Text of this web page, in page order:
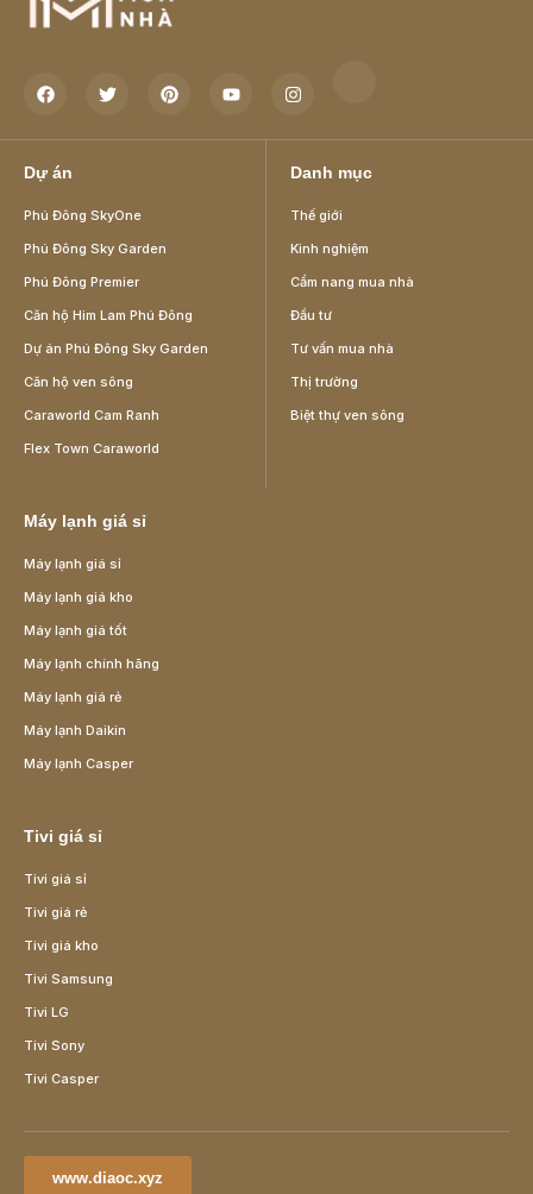
Dự án
Phú Đông SkyOne
Phú Đông Sky Garden
Phú Đông Premier
Căn hộ Him Lam Phú Đông
Dự án Phú Đông Sky Garden
Căn hộ ven sông
Caraworld Cam Ranh
Flex Town Caraworld
Danh mục
Thế giới
Kinh nghiệm
Cẩm nang mua nhà
Đầu tư
Tư vấn mua nhà
Thị trường
Biệt thự ven sông
Máy lạnh giá sỉ
Máy lạnh giá sỉ
Máy lạnh giá kho
Máy lạnh giá tốt
Máy lạnh chính hãng
Máy lạnh giá rẻ
Máy lạnh Daikin
Máy lạnh Casper
Tivi giá sỉ
Tivi giá sỉ
Tivi giá rẻ
Tivi giá kho
Tivi Samsung
Tivi LG
Tivi Sony
Tivi Casper
www.diaoc.xyz